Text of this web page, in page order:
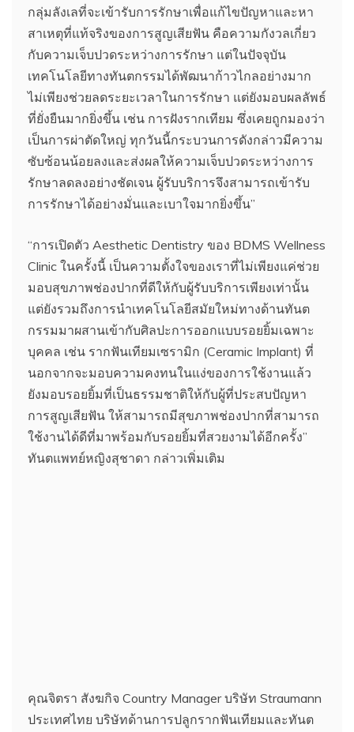
กลุ่มลังเลที่จะเข้ารับการรักษาเพื่อแก้ไขปัญหาและหา
สาเหตุที่แท้จริงของการสูญเสียฟัน คือความกังวลเกี่ยว
กับความเจ็บปวดระหว่างการรักษา แต่ในปัจจุบัน
เทคโนโลยีทางทันตกรรมได้พัฒนาก้าวไกลอย่างมาก
ไม่เพียงช่วยลดระยะเวลาในการรักษา แต่ยังมอบผลลัพธ์
ที่ยั่งยืนมากยิ่งขึ้น เช่น การฝังรากเทียม ซึ่งเคยถูกมองว่า
เป็นการผ่าตัดใหญ่ ทุกวันนี้กระบวนการดังกล่าวมีความ
ซับซ้อนน้อยลงและส่งผลให้ความเจ็บปวดระหว่างการ
รักษาลดลงอย่างชัดเจน ผู้รับบริการจึงสามารถเข้ารับ
การรักษาได้อย่างมั่นและเบาใจมากยิ่งขึ้น”
“การเปิดตัว Aesthetic Dentistry ของ BDMS Wellness
Clinic ในครั้งนี้ เป็นความตั้งใจของเราที่ไม่เพียงแค่ช่วย
มอบสุขภาพช่องปากที่ดีให้กับผู้รับบริการเพียงเท่านั้น
แต่ยังรวมถึงการนำเทคโนโลยีสมัยใหม่ทางด้านทันต
กรรมมาผสานเข้ากับศิลปะการออกแบบรอยยิ้มเฉพาะ
บุคคล เช่น รากฟันเทียมเซรามิก (Ceramic Implant) ที่
นอกจากจะมอบความคงทนในแง่ของการใช้งานแล้ว
ยังมอบรอยยิ้มที่เป็นธรรมชาติให้กับผู้ที่ประสบปัญหา
การสูญเสียฟัน ให้สามารถมีสุขภาพช่องปากที่สามารถ
ใช้งานได้ดีที่มาพร้อมกับรอยยิ้มที่สวยงามได้อีกครั้ง”
ทันตแพทย์หญิงสุชาดา กล่าวเพิ่มเติม
คุณจิตรา สังฆกิจ Country Manager บริษัท Straumann
ประเทศไทย บริษัทด้านการปลูกรากฟันเทียมและทันต